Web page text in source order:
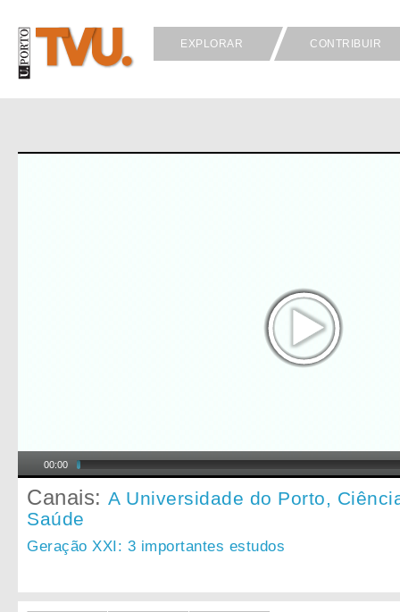
EXPLORAR CONTRIBUIR
00:00
Canais: A Universidade do Porto,
Saúde
Geração XXI: 3 importantes estudos